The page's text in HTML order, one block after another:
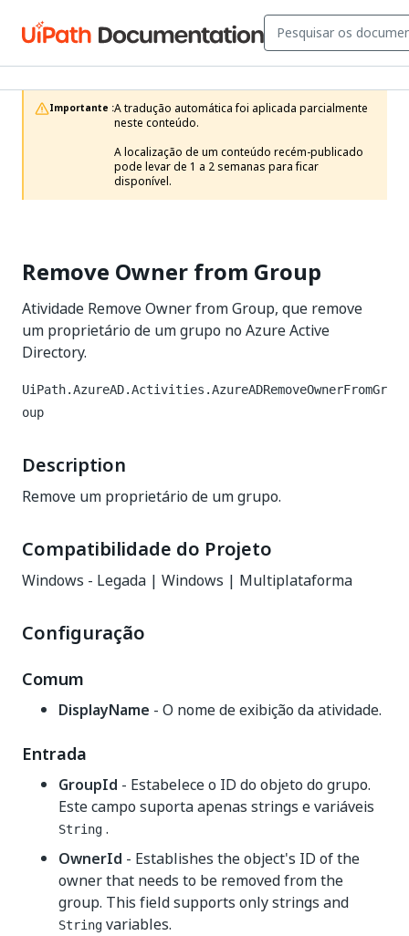
Importante :A tradução automática foi aplicada parcialmente
neste conteúdo.
A localização de um conteúdo recém-publicado
pode levar de 1 a 2 semanas para ficar
disponível.
Remove Owner from Group
Atividade Remove Owner from Group, que remove
um proprietário de um grupo no Azure Active
Directory.
UiPath.AzureAD.Activities.AzureADRemoveOwnerFromGr
oup
Description
Remove um proprietário de um grupo.
Compatibilidade do Projeto
Windows - Legada | Windows | Multiplataforma
Configuração
Comum
DisplayName - O nome de exibição da atividade.
Entrada
GroupId - Estabelece o ID do objeto do grupo.
Este campo suporta apenas strings e variáveis
String .
OwnerId - Establishes the object's ID of the
owner that needs to be removed from the
group. This field supports only strings and
String variables.